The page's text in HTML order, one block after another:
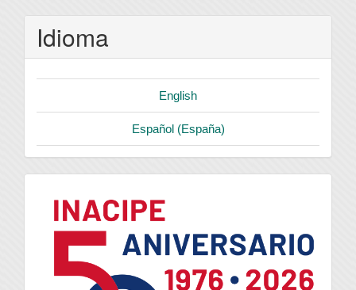
Idioma
English
Español (España)
logo